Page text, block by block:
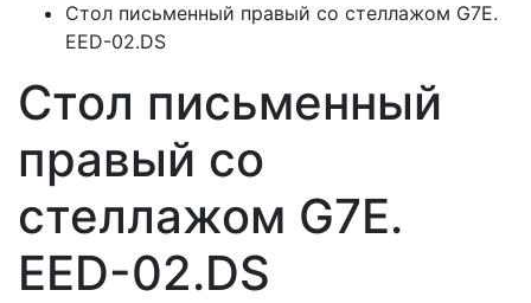
Cтол письменный правый со стеллажом G7E.
EED-02.DS
Cтол письменный
правый со
стеллажом G7E.
EED-02.DS